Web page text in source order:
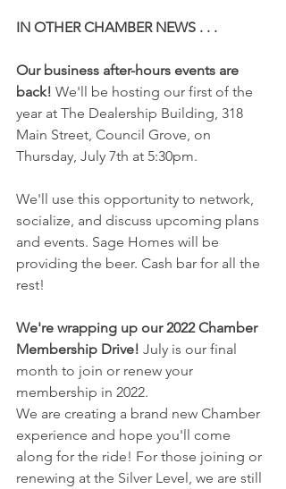
IN OTHER CHAMBER NEWS . . .
Our business after-hours events are
back! We'll be hosting our first of the
year at The Dealership Building, 318
Main Street, Council Grove, on
Thursday, July 7th at 5:30pm.
We'll use this opportunity to network,
socialize, and discuss upcoming plans
and events. Sage Homes will be
providing the beer. Cash bar for all the
rest!
We're wrapping up our 2022 Chamber
Membership Drive! July is our final
month to join or renew your
membership in 2022.
We are creating a brand new Chamber
experience and hope you'll come
along for the ride! For those joining or
renewing at the Silver Level, we are still